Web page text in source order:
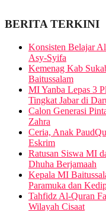
BERITA TERKINI
Konsisten Belajar
Asy-Syifa
Kemenag Kab
Baitussalam
MI Yanba Lepas 3
Tingkat Jabar di
Calon Generasi
Zahra
Ceria, Anak
Eskrim
Ratusan Siswa MI
Dhuha Berjamaah
Kepala MI
Paramuka dan
Tahfidz Al-Quran
Wilayah Cisaat